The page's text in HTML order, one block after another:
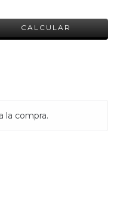
CALCULAR
la compra.